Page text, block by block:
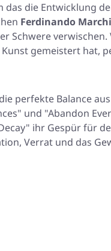
das die Entwicklung
Ferdinando
Schwere
gemeistert hat,
perfekte Balance
und "Abandon
ihr Gespür für
Verrat und das